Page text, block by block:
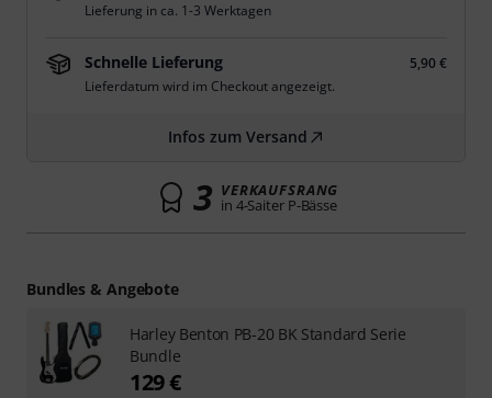
Lieferung in ca. 1-3 Werktagen
Schnelle Lieferung
5,90 €
Lieferdatum wird im Checkout angezeigt.
Infos zum Versand
3 VERKAUFSRANG
in 4-Saiter P-Bässe
Bundles & Angebote
Harley Benton PB-20 BK Standard Serie
Bundle
129 €